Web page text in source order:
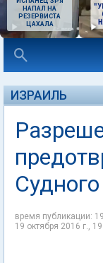
НАПАЛ НА
РЕЗЕРВИСТА
ЦАХАЛА
ИЗРАИЛЬ
время публикации:
19 октября 2016 г.,